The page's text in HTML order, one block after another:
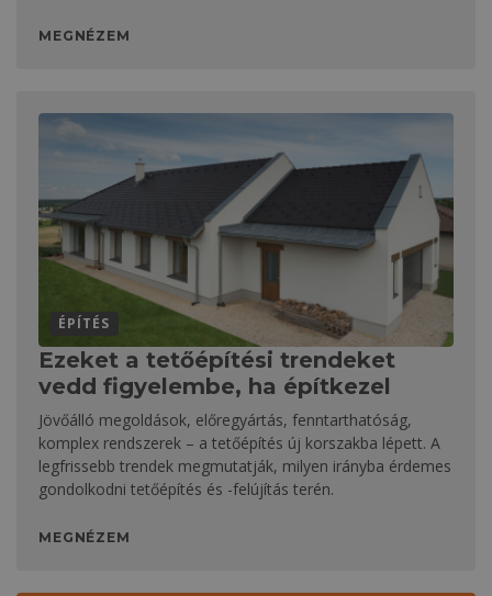
MEGNÉZEM
ÉPÍTÉS
Ezeket a tetőépítési trendeket
vedd figyelembe, ha építkezel
Jövőálló megoldások, előregyártás, fenntarthatóság,
komplex rendszerek – a tetőépítés új korszakba lépett. A
legfrissebb trendek megmutatják, milyen irányba érdemes
gondolkodni tetőépítés és -felújítás terén.
MEGNÉZEM